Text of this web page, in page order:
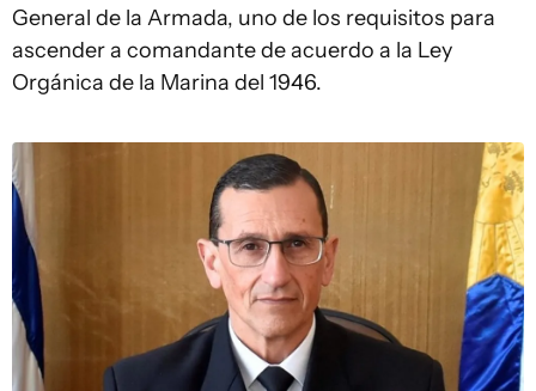
General de la Armada, uno de los requisitos para
ascender a comandante de acuerdo a la Ley
Orgánica de la Marina del 1946.